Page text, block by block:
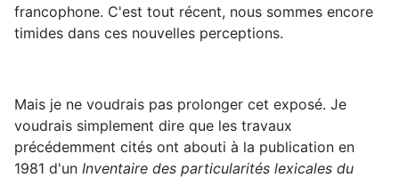
francophone. C'est tout récent, nous sommes encore
timides dans ces nouvelles perceptions.
Mais je ne voudrais pas prolonger cet exposé. Je
voudrais simplement dire que les travaux
précédemment cités ont abouti à la publication en
1981 d'un Inventaire des particularités lexicales du